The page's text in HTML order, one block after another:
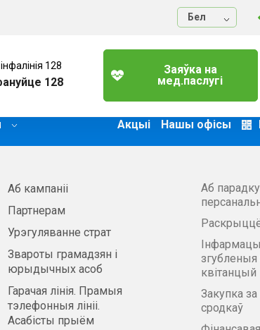
Бел
128
128
Заяўка на
мед.паслугі
Акцыі Нашы офісы
Аб кампаніі
Партнерам
Урэгуляванне страт
Звароты грамадзян і
юрыдычных асоб
Гарачая лінія. Прамыя
тэлефонныя лініі.
Асабісты прыём
Аб
згубленыя
Закупка
сродкаў